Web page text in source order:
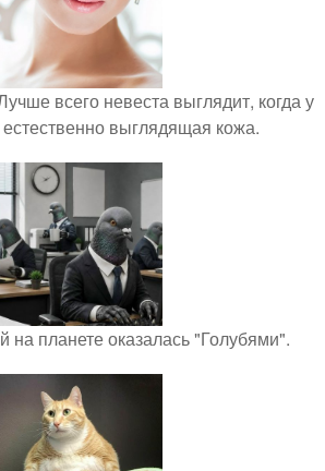
всего невеста выглядит, когда у
выглядящая кожа.
планете оказалась "Голубями".